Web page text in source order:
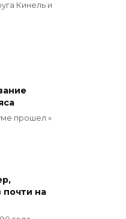
Кинель и
прошел «
на